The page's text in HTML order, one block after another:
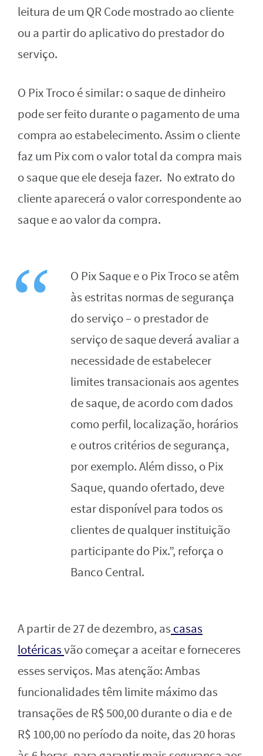
leitura de um QR Code mostrado ao cliente
ou a partir do aplicativo do prestador do
serviço.
O Pix Troco é similar: o saque de dinheiro
pode ser feito durante o pagamento de uma
compra ao estabelecimento. Assim o cliente
faz um Pix com o valor total da compra mais
o saque que ele deseja fazer. No extrato do
cliente aparecerá o valor correspondente ao
saque e ao valor da compra.
O Pix Saque e o Pix Troco se atêm
às estritas normas de segurança
do serviço – o prestador de
serviço de saque deverá avaliar a
necessidade de estabelecer
limites transacionais aos agentes
de saque, de acordo com dados
como perfil, localização, horários
e outros critérios de segurança,
por exemplo. Além disso, o Pix
Saque, quando ofertado, deve
estar disponível para todos os
clientes de qualquer instituição
participante do Pix.”, reforça o
Banco Central.
A partir de 27 de dezembro, as casas
lotéricasvão começar a aceitar e forneceres
esses serviços. Mas atenção:Ambas
funcionalidades têm limite máximo das
transações de R$ 500,00 durante o dia e de
R$ 100,00 no período da noite, das 20 horas